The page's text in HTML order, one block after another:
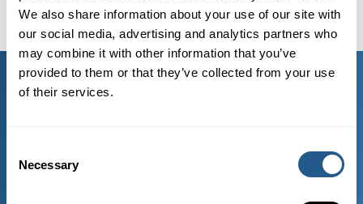
We also share information about your use of our site with
our social media, advertising and analytics partners who
may combine it with other information that you’ve
provided to them or that they’ve collected from your use
of their services.
Selection
Necessary
KONTAKT